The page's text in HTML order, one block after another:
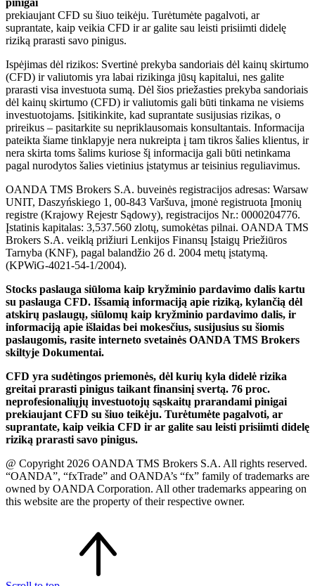
prekiaujant CFD su šiuo teikėju. Turėtumėte pagalvoti, ar
suprantate, kaip veikia CFD ir ar galite sau leisti prisiimti didelę
riziką prarasti savo pinigus.
Ispėjimas dėl rizikos: Svertinė prekyba sandoriais dėl kainų skirtumo
(CFD) ir valiutomis yra labai rizikinga jūsų kapitalui, nes galite
prarasti visa investuota sumą. Dėl šios priežasties prekyba sandoriais
dėl kainų skirtumo (CFD) ir valiutomis gali būti tinkama ne visiems
investuotojams. Įsitikinkite, kad suprantate susijusias rizikas, o
prireikus – pasitarkite su nepriklausomais konsultantais. Informacija
pateikta šiame tinklapyje nera nukreipta į tam tikros šalies klientus, ir
nera skirta toms šalims kuriose šį informacija gali būti netinkama
pagal nurodytos šalies vietinius įstatymus ar teisinius reguliavimus.
OANDA TMS Brokers S.A. buveinės registracijos adresas: Warsaw
UNIT, Daszyńskiego 1, 00-843 Varšuva, įmonė registruota Įmonių
registre (Krajowy Rejestr Sądowy), registracijos Nr.: 0000204776.
Įstatinis kapitalas: 3,537.560 zlotų, sumokėtas pilnai. OANDA TMS
Brokers S.A. veiklą prižiuri Lenkijos Finansų Įstaigų Priežiūros
Tarnyba (KNF), pagal balandžio 26 d. 2004 metų įstatymą.
(KPWiG-4021-54-1/2004).
Stocks paslauga siūloma kaip kryžminio pardavimo dalis kartu
su paslauga CFD. Išsamią informaciją apie riziką, kylančią dėl
atskirų paslaugų, siūlomų kaip kryžminio pardavimo dalis, ir
informaciją apie išlaidas bei mokesčius, susijusius su šiomis
paslaugomis, rasite interneto svetainės OANDA TMS Brokers
skiltyje Dokumentai.
CFD yra sudėtingos priemonės, dėl kurių kyla didelė rizika
greitai prarasti pinigus taikant finansinį svertą. 76 proc.
neprofesionaliųjų investuotojų sąskaitų prarandami pinigai
prekiaujant CFD su šiuo teikėju. Turėtumėte pagalvoti, ar
suprantate, kaip veikia CFD ir ar galite sau leisti prisiimti didelę
riziką prarasti savo pinigus.
@ Copyright 2026 OANDA TMS Brokers S.A. All rights reserved.
“OANDA”, “fxTrade” and OANDA’s “fx” family of trademarks are
owned by OANDA Corporation. All other trademarks appearing on
this website are the property of their respective owner.